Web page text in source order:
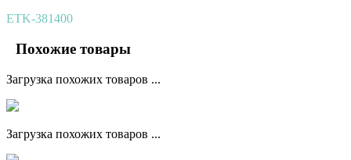
ETK-381400
Похожие товары
Загрузка похожих товаров ...
Загрузка похожих товаров ...